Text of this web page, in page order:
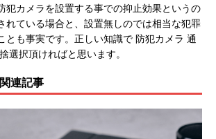
犯カメラを設置する事での抑止効果というの
れている場合と、設置無しのでは相当な犯罪
とも事実です。正しい知識で 防犯カメラ 通
選択頂ければと思います。
連記事